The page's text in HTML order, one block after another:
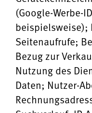
(Google-Werbe-
beispielsweise);
Seitenaufrufe;
Bezug zur
Nutzung des
Daten; Nutzer-